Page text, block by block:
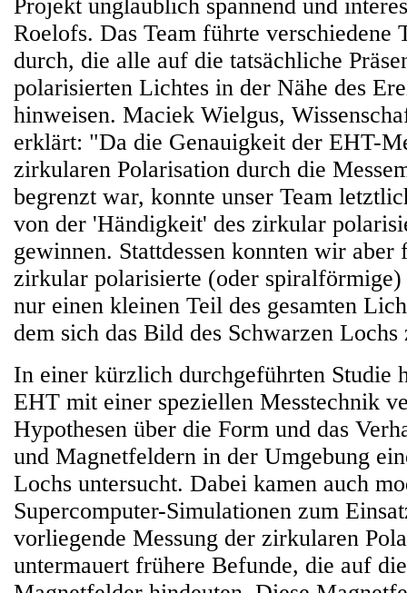
Projekt unglaublich spannend und
Roelofs. Das Team führte verschiedene
durch, die alle auf die tatsächliche
polarisierten Lichtes in der Nähe des
hinweisen. Maciek Wielgus,
erklärt: "Da die Genauigkeit der EHT-
zirkularen Polarisation durch die
begrenzt war, konnte unser Team
von der 'Händigkeit' des zirkular
gewinnen. Stattdessen konnten wir aber
zirkular polarisierte (oder
nur einen kleinen Teil des gesamten
dem sich das Bild des Schwarzen Lochs
In einer kürzlich durchgeführten Studie
EHT mit einer speziellen Messtechnik
Hypothesen über die Form und das
und Magnetfeldern in der Umgebung
Lochs untersucht. Dabei kamen auch
Supercomputer-Simulationen zum
vorliegende Messung der zirkularen
untermauert frühere Befunde, die auf